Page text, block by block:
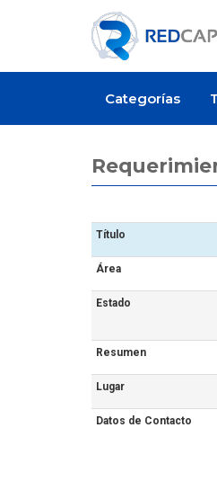
Categorías
Título
Área
Estado
Resumen
Lugar
Datos de Contacto